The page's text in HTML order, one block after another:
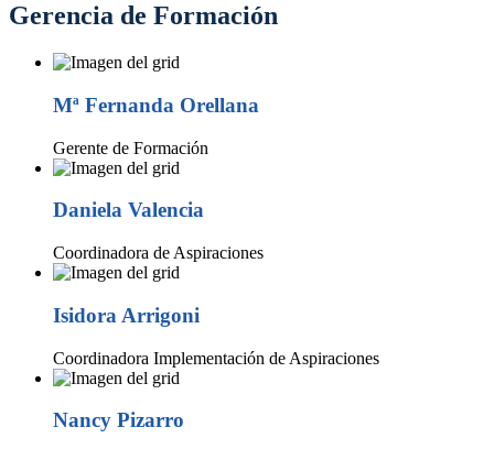
Gerencia de Formación
Mª Fernanda Orellana
Gerente de Formación
Daniela Valencia
Coordinadora de Aspiraciones
Isidora Arrigoni
Coordinadora Implementación de Aspiraciones
Nancy Pizarro